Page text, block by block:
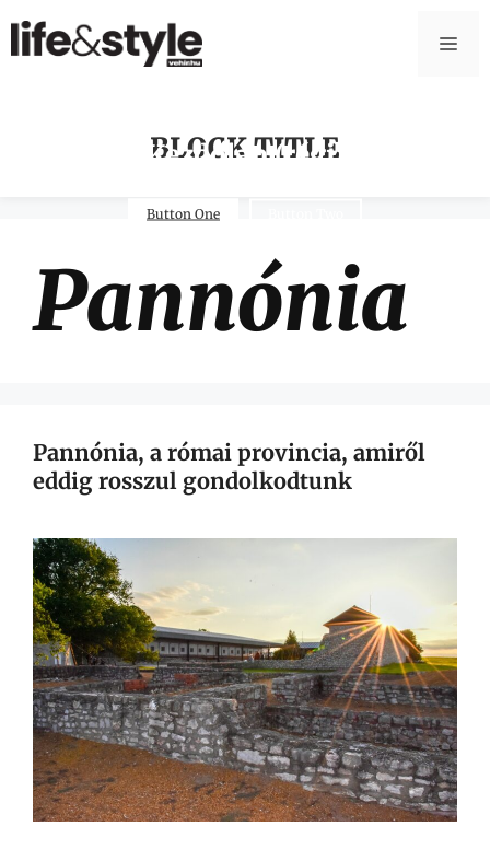
BLOCK TITLE
Kezdőlap (régi)
Button One
Pannónia
Pannónia, a római provincia, amiről
eddig rosszul gondolkodtunk